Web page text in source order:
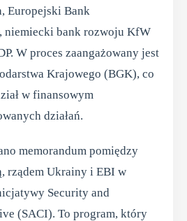
Europejski Bank
niemiecki bank rozwoju KfW
W proces zaangażowany jest
Krajowego (BGK), co
w finansowym
działań.
memorandum pomiędzy
rządem Ukrainy i EBI w
Security and
(SACI). To program, który